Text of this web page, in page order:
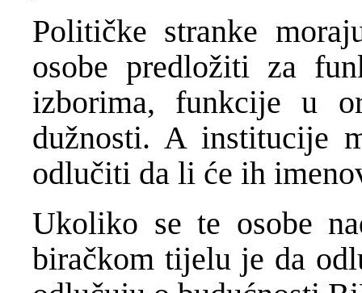
Političke stranke
osobe predložiti za
izborima, funkcije u
dužnosti. A institucije
odlučiti da li će ih
Ukoliko se te osobe
biračkom tijelu je da